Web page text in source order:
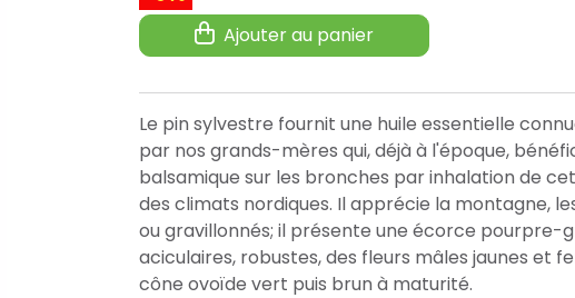
Ajouter au panier
Le pin sylvestre fournit une huile essentielle
par nos grands-mères qui, déjà à l'époque,
balsamique sur les bronches par inhalation de
des climats nordiques. Il apprécie la montagne,
ou gravillonnés; il présente une écorce pourpre-
aciculaires, robustes, des fleurs mâles jaunes et
cône ovoïde vert puis brun à maturité.